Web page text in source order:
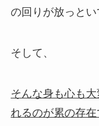
の回りが放っとい
そして、
そんな身も心も
れるのが累の存在